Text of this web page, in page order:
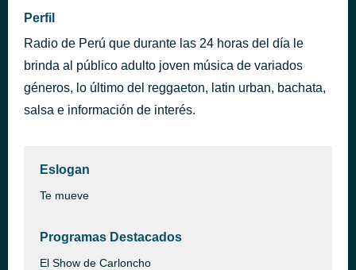
Un Finde | CROSSOVER #2
Big One, Emilia & Callejero Fino
Pam pam
Wisin & Yandel
hace 1 hora
Perfil
Radio de Perú que durante las 24 horas del día le
brinda al público adulto joven música de variados
géneros, lo último del reggaeton, latin urban, bachata,
salsa e información de interés.
Eslogan
Te mueve
Programas Destacados
El Show de Carloncho